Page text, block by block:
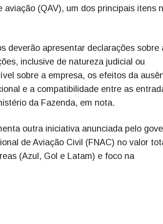
(QAV), um dos principais itens
deverão apresentar declarações sobre
inclusive de natureza judicial ou
sobre a empresa, os efeitos da
e a compatibilidade entre as
da Fazenda, em nota.
outra iniciativa anunciada pelo
de Aviação Civil (FNAC) no valor
(Azul, Gol e Latam) e foco na